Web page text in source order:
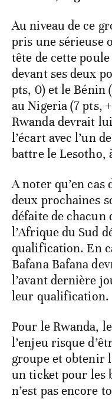
Au niveau de ce
pris une sérieuse
tête de cette
devant ses deux
pts, 0) et le Bénin
au Nigeria (7 pts,
Rwanda devrait
l’écart avec l’un
battre le Lesotho,
A noter qu’en cas
deux prochaines
défaite de chacun
l’Afrique du Sud
qualification. En
Bafana Bafana
l’avant dernière
leur qualification.
Pour le Rwanda,
l’enjeu risque
groupe et obtenir
un ticket pour les
n’est pas encore